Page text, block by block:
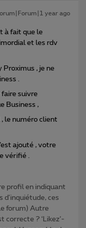
year ago
à fait que le
et les rdv
Proximus , je ne
.
suivre
Business ,
le numéro client
ajouté , votre
vérifié .
profil en indiquant
d'inquiétude, ces
forum) Autre
correcte ? ‘Likez’-